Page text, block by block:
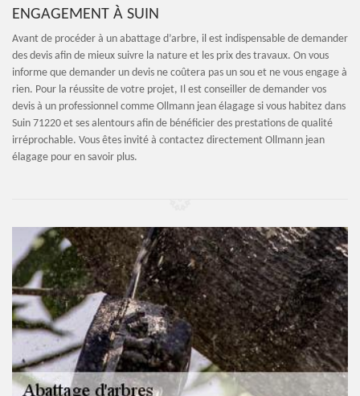
ENGAGEMENT À SUIN
Avant de procéder à un abattage d’arbre, il est indispensable de demander
des devis afin de mieux suivre la nature et les prix des travaux. On vous
informe que demander un devis ne coûtera pas un sou et ne vous engage à
rien. Pour la réussite de votre projet, Il est conseiller de demander vos
devis à un professionnel comme Ollmann jean élagage si vous habitez dans
Suin 71220 et ses alentours afin de bénéficier des prestations de qualité
irréprochable. Vous êtes invité à contactez directement Ollmann jean
élagage pour en savoir plus.